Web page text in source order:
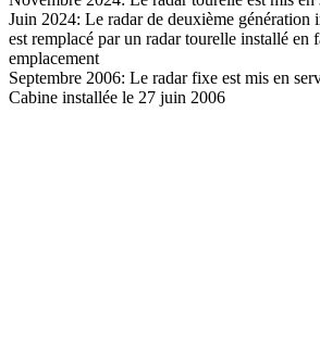
Juin 2024: Le radar de deuxième génération
est remplacé par un radar tourelle installé en
emplacement
Septembre 2006: Le radar fixe est mis en
Cabine installée le 27 juin 2006